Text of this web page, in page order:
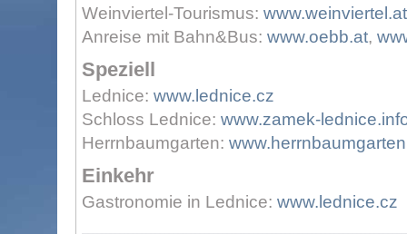
Weinviertel-Tourismus: www.weinviertel.at
Anreise mit Bahn&Bus: www.oebb.at,
Speziell
Lednice: www.lednice.cz
Schloss Lednice: www.zamek-
Herrnbaumgarten:
Einkehr
Gastronomie in Lednice: www.lednice.cz